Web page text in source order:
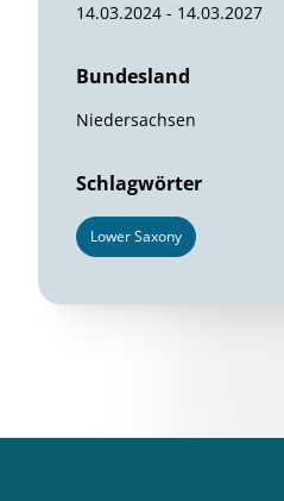
14.03.2024 - 14.03.2027
Bundesland
Niedersachsen
Schlagwörter
Lower Saxony